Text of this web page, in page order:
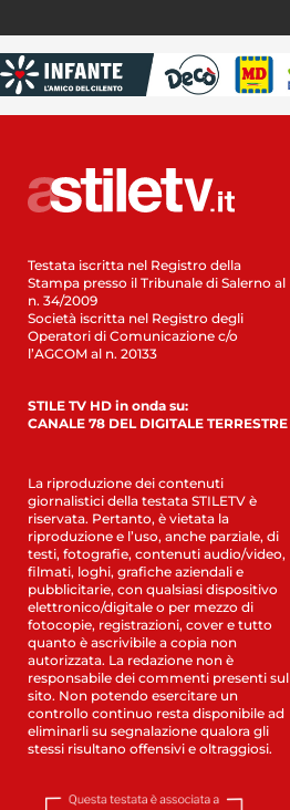
Testata iscritta nel Registro della
Stampa presso il Tribunale di Salerno al
n. 34/2009
Società iscritta nel Registro degli
Operatori di Comunicazione c/o
l’AGCOM al n. 20133
STILE TV HD in onda su:
CANALE 78 DEL DIGITALE TERRESTRE
La riproduzione dei contenuti
giornalistici della testata STILETV è
riservata. Pertanto, è vietata la
riproduzione e l’uso, anche parziale, di
testi, fotografie, contenuti audio/video,
filmati, loghi, grafiche aziendali e
pubblicitarie, con qualsiasi dispositivo
elettronico/digitale o per mezzo di
fotocopie, registrazioni, cover e tutto
quanto è ascrivibile a copia non
autorizzata. La redazione non è
responsabile dei commenti presenti sul
sito. Non potendo esercitare un
controllo continuo resta disponibile ad
eliminarli su segnalazione qualora gli
stessi risultano offensivi e oltraggiosi.